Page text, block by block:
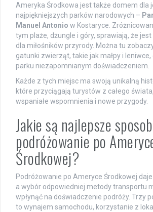
Ameryka Środkowa jest także domem dla
najpiękniejszych parków narodowych –
Manuel Antonio w Kostaryce.
tym plaże, dżungle i góry, sprawiają, że
dla miłośników przyrody. Można tu
gatunki zwierząt, takie jak małpy i
parku niezapomnianym doświadczeniem.
Każde z tych miejsc ma swoją unikalną
które przyciągają turystów z całego
wspaniałe wspomnienia i nowe przygody.
Jakie są najlepsze
podróżowanie po
Środkowej?
Podróżowanie po Ameryce Środkowej
a wybór odpowiedniej metody transportu
wpłynąć na doświadczenie podróży. Trzy
to wynajem samochodu, korzystanie z